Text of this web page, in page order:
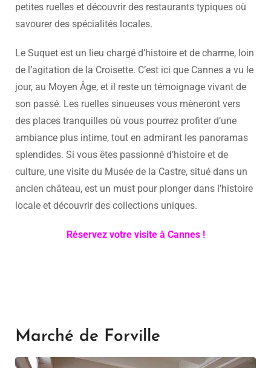
petites ruelles et découvrir des restaurants typiques où
savourer des spécialités locales.
Le Suquet est un lieu chargé d’histoire et de charme, loin
de l’agitation de la Croisette. C’est ici que Cannes a vu le
jour, au Moyen Âge, et il reste un témoignage vivant de
son passé. Les ruelles sinueuses vous mèneront vers
des places tranquilles où vous pourrez profiter d’une
ambiance plus intime, tout en admirant les panoramas
splendides. Si vous êtes passionné d’histoire et de
culture, une visite du Musée de la Castre, situé dans un
ancien château, est un must pour plonger dans l’histoire
locale et découvrir des collections uniques.
Réservez votre visite à Cannes !
Marché de Forville